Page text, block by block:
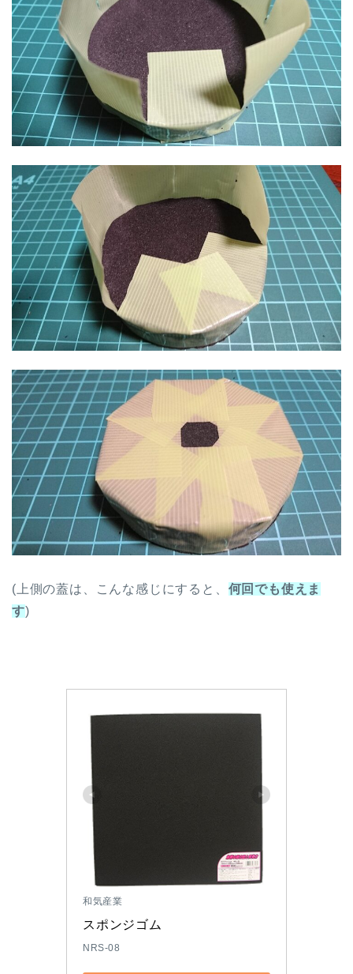
(上側の蓋は、こんな感じにすると、 何回でも使えま
す)
和気産業
スポンジゴム
NRS-08